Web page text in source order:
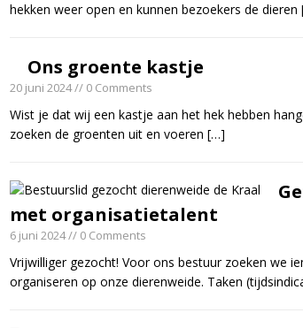
hekken weer open en kunnen bezoekers de dieren
Ons groente kastje
20 juni 2024// 0 Comments
Wist je dat wij een kastje aan het hek hebben
zoeken de groenten uit en voeren […]
met organisatietalent
6 juni 2024// 0 Comments
Vrijwilliger gezocht! Voor ons bestuur zoeken we
organiseren op onze dierenweide. Taken